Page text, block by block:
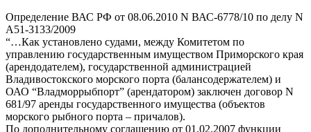
Определение ВАС РФ от 08.06.2010 N ВАС-6778/10 по делу N
А51-3133/2009
“…Как установлено судами, между Комитетом по
управлению государственным имуществом Приморского края
(арендодателем), государственной администрацией
Владивостокского морского порта (балансодержателем) и
ОАО “Владморрыбпорт” (арендатором) заключен договор N
681/97 аренды государственного имущества (объектов
морского рыбного порта – причалов).
По дополнительному соглашению от 01.02.2007 функции